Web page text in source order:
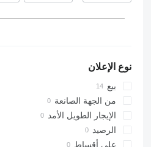
نوع الإعلان
بيع
من الجهة الصانعة
الإيجار الطويل الأمد
الرصيد
على أقساط